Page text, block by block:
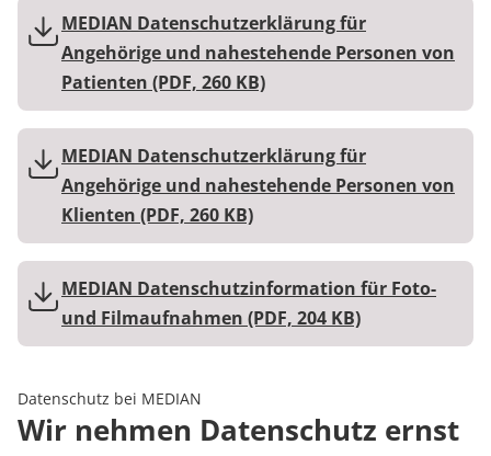
FAQs
Kontakt
Kosten & Kostenträger
Zuzahlung & Befreiung
Checkliste zum Start
Kinder-und Jugendreha
Gastroenterologie
Stoffwechselerkrankungen
Geriatrie
Gynäkologie
HTS & Cochlea
Long Covid
Onkologie
Pneumologie
Prävention
Nachsorge
Qualität & Expertise
Energiepolitik
Publikationsdatenbank
Ihr Weg zu MEDIAN
Kosten & Kostenträger
Zuzahlung & Befreiung
Reha FAQ
Reha Checkliste
Zuweiser
Über MEDIAN
Kooperationen
Presse
MEDIAN Datenschutzerklärung für
Angehörige und nahestehende Personen von
Patienten (PDF, 260 KB)
MEDIAN Datenschutzerklärung für
Angehörige und nahestehende Personen von
Klienten (PDF, 260 KB)
MEDIAN Datenschutzinformation für Foto-
und Filmaufnahmen (PDF, 204 KB)
Datenschutz bei MEDIAN
Wir nehmen Datenschutz ernst